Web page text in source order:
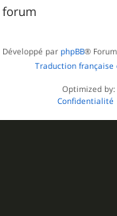
forum
Développé par phpBB®
Traduction française
Optimized by:
Confidentialité